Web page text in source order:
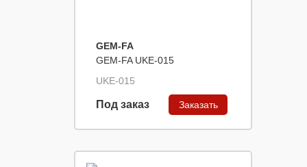
GEM-FA
GEM-FA UKE-015
UKE-015
Под заказ Заказать